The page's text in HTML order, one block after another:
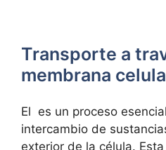
Transporte a
membrana
El ‌‌ es un‍ proceso
intercambio de
exterior​ de la célula.‍